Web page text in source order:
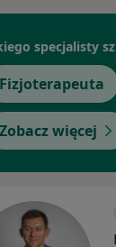
specjalisty
Fizjoterapeuta
Zobacz więcej